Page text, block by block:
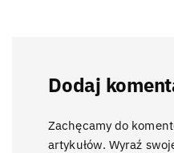
Dodaj
Zachęcamy do
artykułów. Wyraź